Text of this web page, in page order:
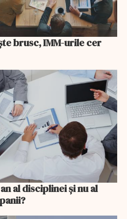
brusc, IMM-urile cer
al disciplinei și nu al